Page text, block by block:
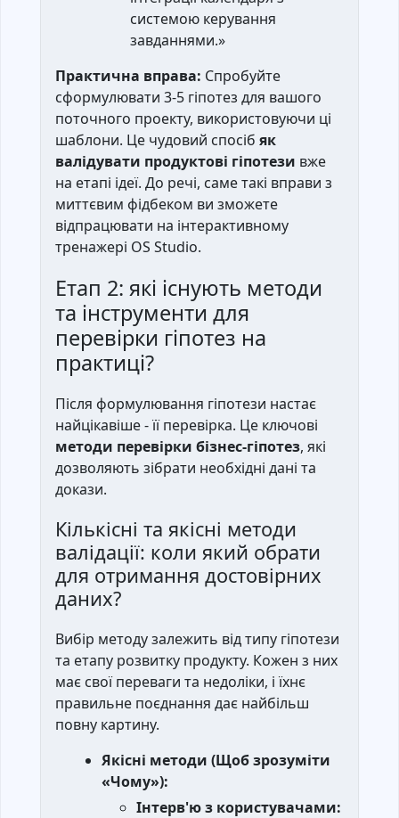
системою керування
завданнями.»
Практична вправа: Спробуйте
сформулювати 3-5 гіпотез для вашого
поточного проекту, використовуючи ці
шаблони. Це чудовий спосіб як
валідувати продуктові гіпотези вже
на етапі ідеї. До речі, саме такі вправи з
миттєвим фідбеком ви зможете
відпрацювати на інтерактивному
тренажері OS Studio.
Етап 2: які існують методи
та інструменти для
перевірки гіпотез на
практиці?
Після формулювання гіпотези настає
найцікавіше - її перевірка. Це ключові
методи перевірки бізнес-гіпотез, які
дозволяють зібрати необхідні дані та
докази.
Кількісні та якісні методи
валідації: коли який обрати
для отримання достовірних
даних?
Вибір методу залежить від типу гіпотези
та етапу розвитку продукту. Кожен з них
має свої переваги та недоліки, і їхнє
правильне поєднання дає найбільш
повну картину.
Якісні методи (Щоб зрозуміти
«Чому»):
Інтерв'ю з користувачами: